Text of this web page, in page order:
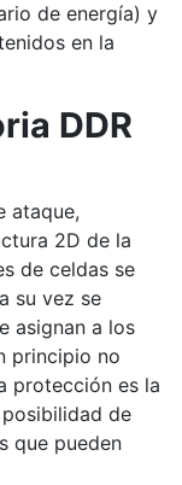
de energía) y
en la
DDR
ataque,
2D de la
de celdas se
su vez se
asignan a los
principio no
protección es la
de
que pueden